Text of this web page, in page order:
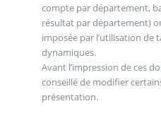
compte par département,
résultat par département)
imposée par l’utilisation de
dynamiques.
Avant l’impression de ces
conseillé de modifier
présentation.